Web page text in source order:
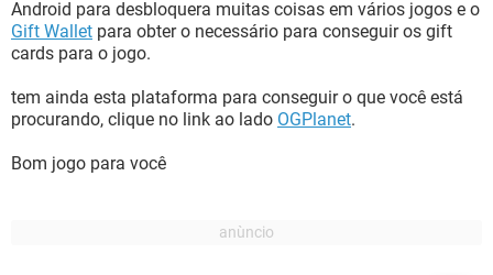
Android para desbloquera muitas coisas em vários jogos e o
Gift Wallet para obter o necessário para conseguir os gift
cards para o jogo.
tem ainda esta plataforma para conseguir o que você está
procurando, clique no link ao lado OGPlanet.
Bom jogo para você